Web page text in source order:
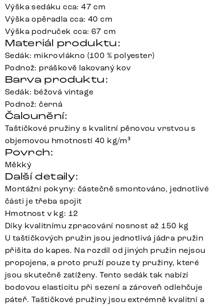
Výška sedáku cca: 47 cm
Výška opěradla cca: 40 cm
Výška područek cca: 67 cm
Materiál produktu:
Sedák: mikrovlákno (100 % polyester)
Podnož: práškově lakovaný kov
Barva produktu:
Sedák: béžová vintage
Podnož: černá
Čalounění:
Taštičkové pružiny s kvalitní pěnovou vrstvou s
objemovou hmotností 40 kg/m³
Povrch:
Měkký
Další detaily:
Montážní pokyny: částečně smontováno, jednotlivé
části je třeba spojit
Hmotnost v kg: 12
Díky kvalitnímu zpracování nosnost až 150 kg
U taštičkových pružin jsou jednotlivá jádra pružin
přišita do kapes. Na rozdíl od jiných pružin nejsou
propojena, a proto pruží pouze ty pružiny, které
jsou skutečně zatíženy. Tento sedák tak nabízí
bodovou elasticitu při sezení a zároveň odlehčuje
páteř. Taštičkové pružiny jsou extrémně kvalitní a